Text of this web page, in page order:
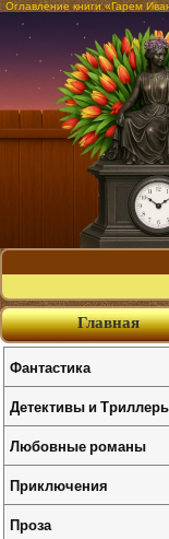
Оглавление книги «Гарем
Главная
Фантастика
Детективы и
Любовные романы
Приключения
Проза